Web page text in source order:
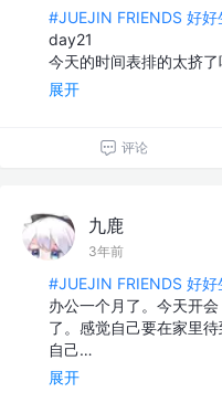
#JUEJIN FRIENDS 好
day21
今天的时间表排的太挤
展开
评论
九鹿
3年前
#JUEJIN FRIENDS 好
办公一个月了。今天开
了。感觉自己要在家里
自己…
展开